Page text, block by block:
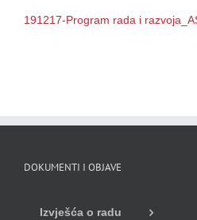
191217-Program rada i
DOKUMENTI I OBJAVE
Izvješća o radu